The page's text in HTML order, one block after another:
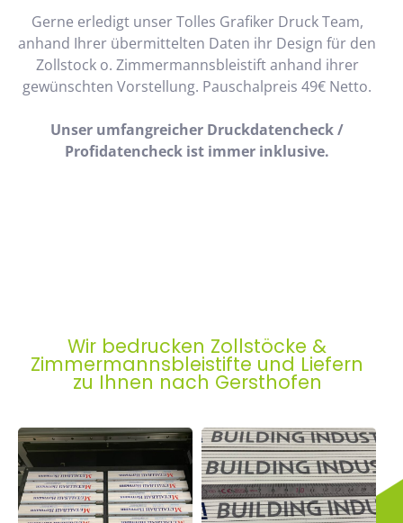
Gerne erledigt unser Tolles Grafiker Druck Team,
anhand Ihrer übermittelten Daten ihr Design für den
Zollstock o. Zimmermannsbleistift anhand ihrer
gewünschten Vorstellung. Pauschalpreis 49€ Netto.
Unser umfangreicher Druckdatencheck /
Profidatencheck ist immer inklusive.
Wir bedrucken Zollstöcke &
Zimmermannsbleistifte und Liefern
zu Ihnen nach Gersthofen